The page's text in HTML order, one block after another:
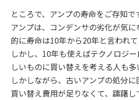
ところで、アンプの寿命をご存知で
アンプは、コンデンサの劣化が気
的に寿命は10年から20年と言われて
しかし、10年も使えばテクノロジ
しいものに買い替えを考える人も多
しかしながら、古いアンプの処分に
買い替え費用が足りなくて、躊躇